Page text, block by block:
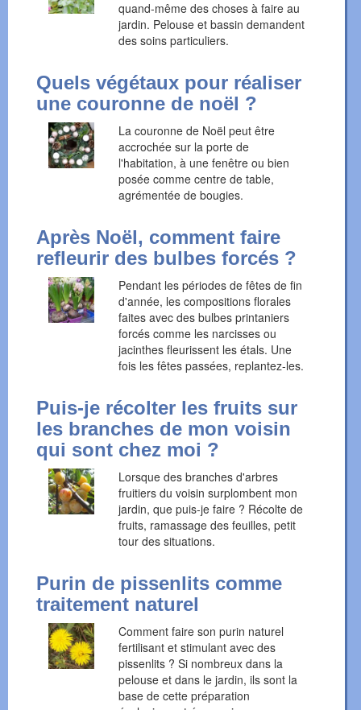
quand-même des choses à faire au
jardin. Pelouse et bassin demandent
des soins particuliers.
Quels végétaux pour réaliser
une couronne de noël ?
La couronne de Noël peut être
accrochée sur la porte de
l'habitation, à une fenêtre ou bien
posée comme centre de table,
agrémentée de bougies.
Après Noël, comment faire
refleurir des bulbes forcés ?
Pendant les périodes de fêtes de fin
d'année, les compositions florales
faites avec des bulbes printaniers
forcés comme les narcisses ou
jacinthes fleurissent les étals. Une
fois les fêtes passées, replantez-les.
Puis-je récolter les fruits sur
les branches de mon voisin
qui sont chez moi ?
Lorsque des branches d'arbres
fruitiers du voisin surplombent mon
jardin, que puis-je faire ? Récolte de
fruits, ramassage des feuilles, petit
tour des situations.
Purin de pissenlits comme
traitement naturel
Comment faire son purin naturel
fertilisant et stimulant avec des
pissenlits ? Si nombreux dans la
pelouse et dans le jardin, ils sont la
base de cette préparation